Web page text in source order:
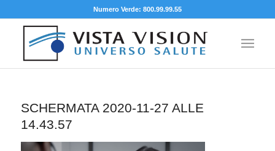
Numero Verde: 800.99.99.55
SCHERMATA 2020-11-27 ALLE
14.43.57